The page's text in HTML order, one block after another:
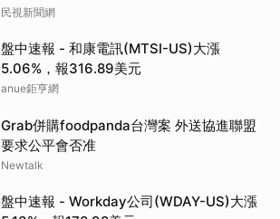
民視新聞網
盤中速報 - 和康電訊(MTSI-US)大漲
5.06%，報316.89美元
anue鉅亨網
Grab併購foodpanda台灣案 外送協進聯盟
要求公平會否准
Newtalk
盤中速報 - Workday公司(WDAY-US)大漲